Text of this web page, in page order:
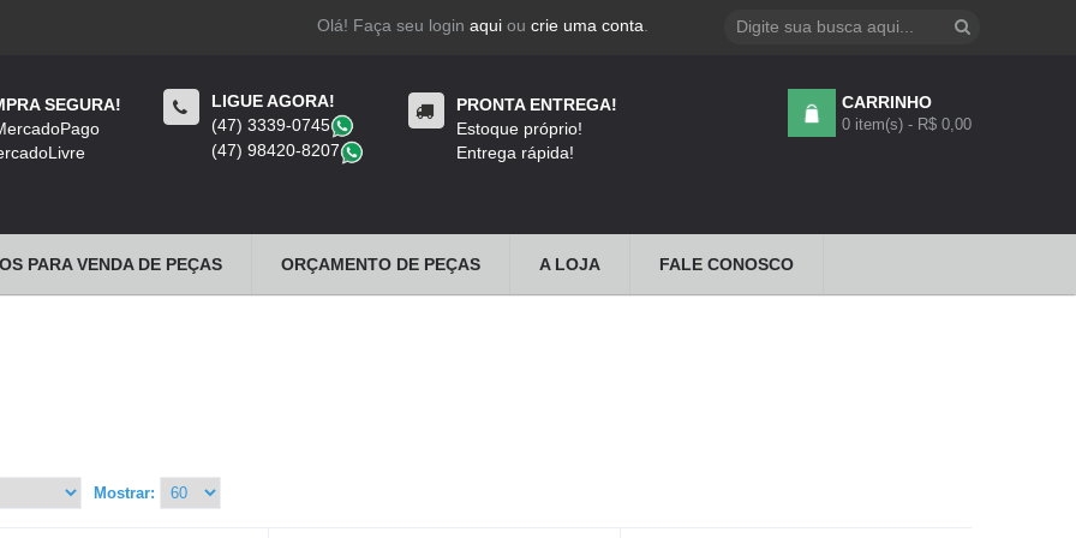
Olá! Faça seu login aquiou crie uma conta
SEGURA!
LIGUE AGORA!
(47) 3339-0745
(47) 98420-8207
PRONTA ENTREGA!
Estoque próprio!
Entrega rápida!
CARRINHO
0 item(s) - R$ 0,00
PARA VENDA DE PEÇAS ORÇAMENTO DE PEÇAS A LOJA FALE CONOSCO
Mostrar: